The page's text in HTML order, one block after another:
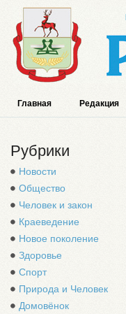
Главная Редакция
Рубрики
Новости
Общество
Человек и закон
Краеведение
Новое поколение
Здоровье
Спорт
Природа и Человек
Домовёнок